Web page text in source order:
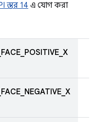
স্তর 14 এ যোগ করা